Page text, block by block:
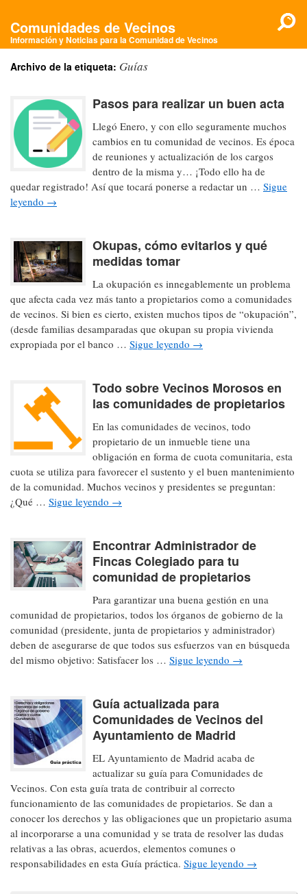
Comunidades de Vecinos
Información y Noticias para la Comunidad de Vecinos
Archivo de la etiqueta: Guías
Pasos para realizar un buen acta
Llegó Enero, y con ello seguramente muchos
cambios en tu comunidad de vecinos. Es época
de reuniones y actualización de los cargos
dentro de la misma y… ¡Todo ello ha de
quedar registrado! Así que tocará ponerse a redactar un … Sigue
leyendo →
Okupas, cómo evitarlos y qué
medidas tomar
La okupación es innegablemente un problema
que afecta cada vez más tanto a propietarios como a comunidades
de vecinos. Si bien es cierto, existen muchos tipos de “okupación”,
(desde familias desamparadas que okupan su propia vivienda
expropiada por el banco … Sigue leyendo →
Todo sobre Vecinos Morosos en
las comunidades de propietarios
En las comunidades de vecinos, todo
propietario de un inmueble tiene una
obligación en forma de cuota comunitaria, esta
cuota se utiliza para favorecer el sustento y el buen mantenimiento
de la comunidad. Muchos vecinos y presidentes se preguntan:
¿Qué … Sigue leyendo →
Encontrar Administrador de
Fincas Colegiado para tu
comunidad de propietarios
Para garantizar una buena gestión en una
comunidad de propietarios, todos los órganos de gobierno de la
comunidad (presidente, junta de propietarios y administrador)
deben de asegurarse de que todos sus esfuerzos van en búsqueda
del mismo objetivo: Satisfacer los … Sigue leyendo →
Guía actualizada para
Comunidades de Vecinos del
Ayuntamiento de Madrid
EL Ayuntamiento de Madrid acaba de
actualizar su guía para Comunidades de
Vecinos. Con esta guía trata de contribuir al correcto
funcionamiento de las comunidades de propietarios. Se dan a
conocer los derechos y las obligaciones que un propietario asuma
al incorporarse a una comunidad y se trata de resolver las dudas
relativas a las obras, acuerdos, elementos comunes o
responsabilidades en esta Guía práctica. Sigue leyendo →